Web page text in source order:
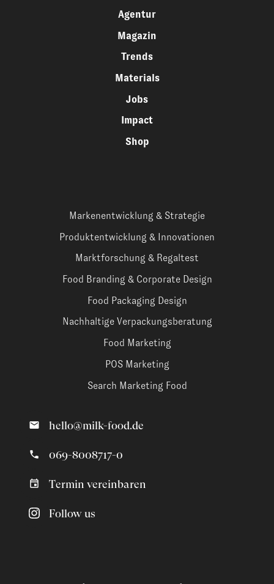
Agentur
Magazin
Trends
Materials
Jobs
Impact
Shop
Markenentwicklung & Strategie
Produktentwicklung & Innovationen
Marktforschung & Regaltest
Food Branding & Corporate Design
Food Packaging Design
Nachhaltige Verpackungsberatung
Food Marketing
POS Marketing
Search Marketing Food
hello@milk-food.de
069-8008717-0
Termin vereinbaren
Follow us